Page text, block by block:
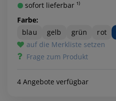
sofort lieferbar ¹⁾
Farbe:
blau
gelb grün rot
auf die Merkliste setzen
Frage zum Produkt
4 Angebote verfügbar